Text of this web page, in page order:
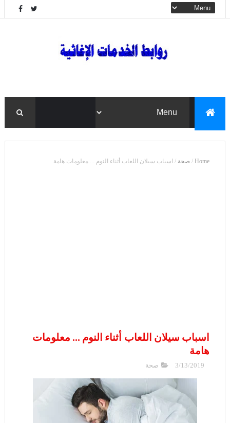
Home
/ صحة / اسباب سيلان اللعاب أثناء النوم ... معلومات هامة
اسباب سيلان اللعاب أثناء النوم ... معلومات
هامة
3/13/2019 صحة